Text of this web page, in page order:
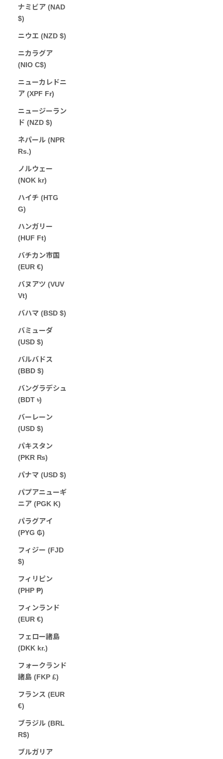
ナミビア (NAD
$)
ニウエ (NZD $)
ニカラグア
(NIO C$)
ニューカレドニ
ア (XPF Fr)
ニュージーラン
ド (NZD $)
ネパール (NPR
Rs.)
ノルウェー
(NOK kr)
ハイチ (HTG
G)
ハンガリー
(HUF Ft)
バチカン市国
(EUR €)
バヌアツ (VUV
Vt)
バハマ (BSD $)
バミューダ
(USD $)
バルバドス
(BBD $)
バングラデシュ
(BDT ৳)
バーレーン
(USD $)
パキスタン
(PKR ₨)
パナマ (USD $)
パプアニューギ
ニア (PGK K)
パラグアイ
(PYG ₲)
フィジー (FJD
$)
フィリピン
(PHP ₱)
フィンランド
(EUR €)
フェロー諸島
(DKK kr.)
フォークランド
諸島 (FKP £)
フランス (EUR
€)
ブラジル (BRL
R$)
ブルガリア